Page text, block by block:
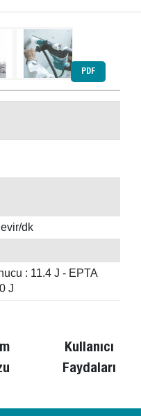
PDF
dk
: 11.4 J - EPTA
J
Kullanıcı
Faydaları